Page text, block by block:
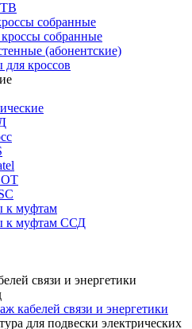
собранные
собранные
(абонентские)
для кроссов
к муфтам
к муфтам ССД
связи и энергетики
кабелей связи и энергетики
для подвески электрических